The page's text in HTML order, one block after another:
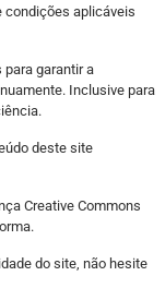
condições aplicáveis
garantir a
Inclusive para
deste site
Creative Commons
do site, não hesite